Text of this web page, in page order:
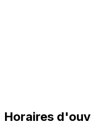
Horaires